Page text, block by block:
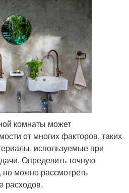
комнаты может
от многих факторов, таких
используемые при
Определить точную
но можно рассмотреть
расходов.